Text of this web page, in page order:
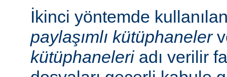
İkinci yöntemde
paylaşımlı kütüphaneler
kütüphaneleriadı verilir